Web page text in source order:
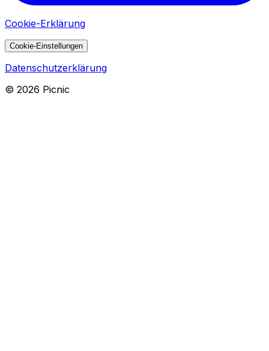
Cookie-Erklärung
Cookie-Einstellungen
Datenschutzerklärung
© 2026 Picnic